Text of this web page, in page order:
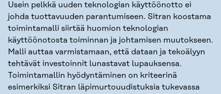
Usein pelkkä uuden teknologian käyttöönotto ei
johda tuottavuuden parantumiseen. Sitran koostama
toimintamalli siirtää huomion teknologian
käyttöönotosta toiminnan ja johtamisen muutokseen.
Malli auttaa varmistamaan, että dataan ja tekoälyyn
tehtävät investoinnit lunastavat lupauksensa.
Toimintamallin hyödyntäminen on kriteerinä
esimerkiksi Sitran läpimurtouudistuksia tukevassa